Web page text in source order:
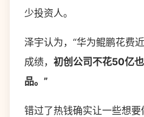
少投资人。
泽宇认为，“华为鲲鹏花费
成绩， 初创公司不花50亿
品。”
错过了热钱确实让一些想